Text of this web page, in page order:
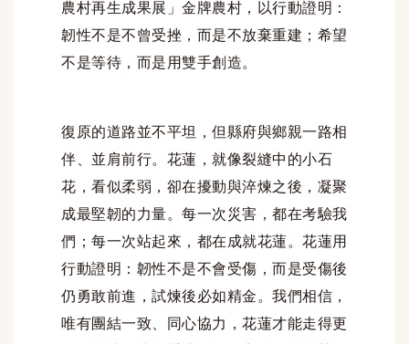
農村再生成果展」金牌農村，以行動證明：
韌性不是不曾受挫，而是不放棄重建；希望
不是等待，而是用雙手創造。
復原的道路並不平坦，但縣府與鄉親一路相
伴、並肩前行。花蓮，就像裂縫中的小石
花，看似柔弱，卻在擾動與淬煉之後，凝聚
成最堅韌的力量。每一次災害，都在考驗我
們；每一次站起來，都在成就花蓮。花蓮用
行動證明：韌性不是不會受傷，而是受傷後
仍勇敢前進，試煉後必如精金。我們相信，
唯有團結一致、同心協力，花蓮才能走得更